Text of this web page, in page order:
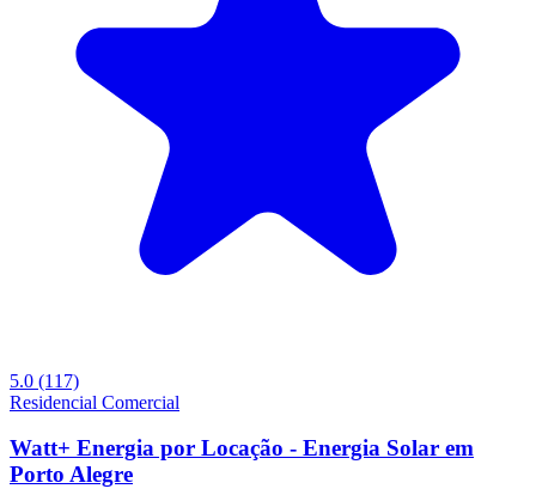
5.0 (117)
Residencial Comercial
Watt+ Energia por Locação - Energia Solar em
Porto Alegre